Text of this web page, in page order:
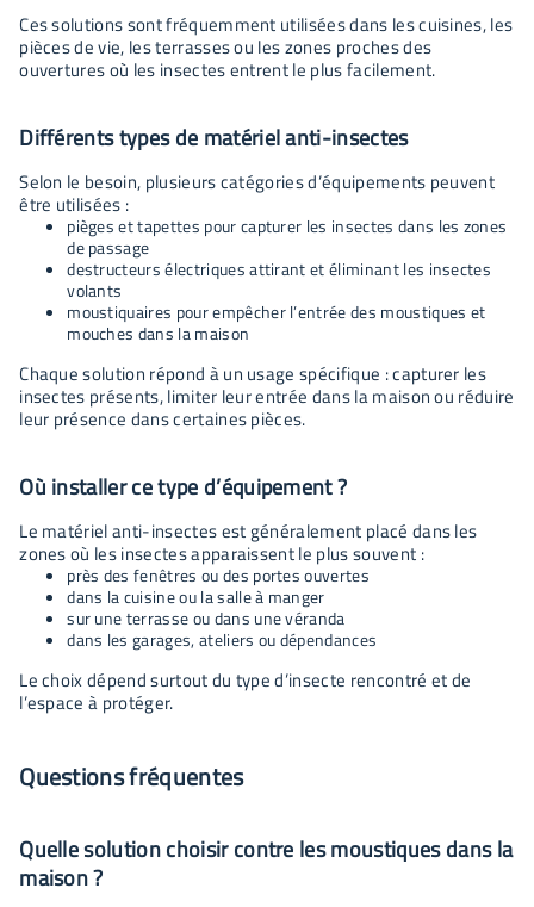
Ces solutions sont fréquemment utilisées dans les cuisines, les
pièces de vie, les terrasses ou les zones proches des
ouvertures où les insectes entrent le plus facilement.
Différents types de matériel anti-insectes
Selon le besoin, plusieurs catégories d’équipements peuvent
être utilisées :
pièges et tapettes pour capturer les insectes dans les zones
de passage
destructeurs électriques attirant et éliminant les insectes
volants
moustiquaires pour empêcher l’entrée des moustiques et
mouches dans la maison
Chaque solution répond à un usage spécifique : capturer les
insectes présents, limiter leur entrée dans la maison ou réduire
leur présence dans certaines pièces.
Où installer ce type d’équipement ?
Le matériel anti-insectes est généralement placé dans les
zones où les insectes apparaissent le plus souvent :
près des fenêtres ou des portes ouvertes
dans la cuisine ou la salle à manger
sur une terrasse ou dans une véranda
dans les garages, ateliers ou dépendances
Le choix dépend surtout du type d’insecte rencontré et de
l’espace à protéger.
Questions fréquentes
Quelle solution choisir contre les moustiques dans la
maison ?